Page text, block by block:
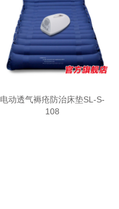
电动透气褥疮防治床垫SL-S-
108